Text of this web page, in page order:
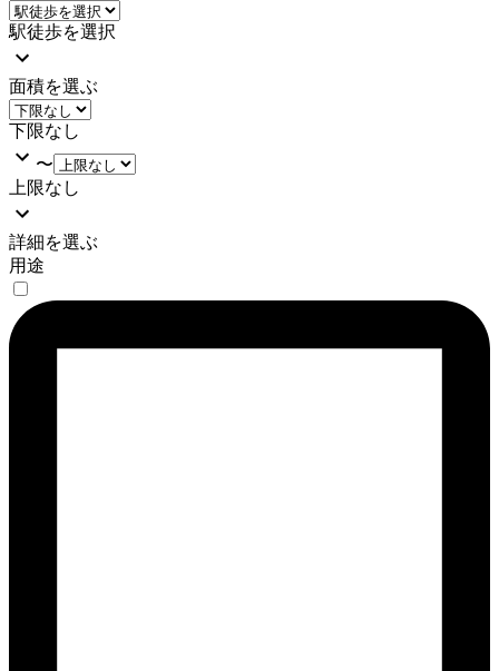
駅徒歩を選択
面積を選ぶ
下限なし
〜
上限なし
詳細を選ぶ
用途